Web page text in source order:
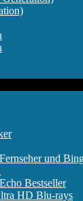
und
Bestseller
HD Blu-rays